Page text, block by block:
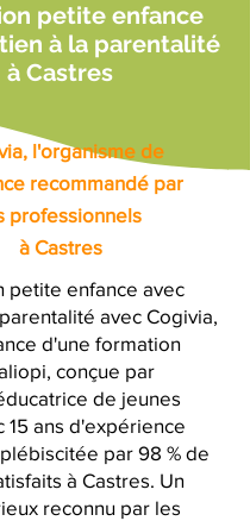
petite enfance
à la parentalité
à Castres
l'organisme de
recommandé par
professionnels
à Castres
petite enfance avec
avec Cogivia,
d'une formation
conçue par
de jeunes
15 ans d'expérience
par 98 % de
à Castres. Un
reconnu par les